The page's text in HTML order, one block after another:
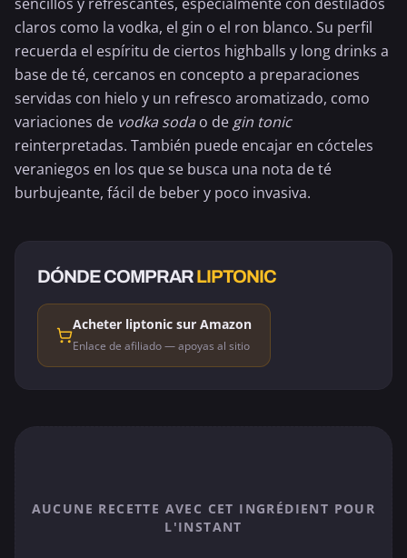
claros como la vodka, el gin o el ron blanco. Su perfil
recuerda el espíritu de ciertos highballs y long drinks a
base de té, cercanos en concepto a preparaciones
servidas con hielo y un refresco aromatizado, como
variaciones de vodka soda o de gin tonic
reinterpretadas. También puede encajar en cócteles
veraniegos en los que se busca una nota de té
burbujeante, fácil de beber y poco invasiva.
DÓNDE COMPRARLIPTONIC
Acheter liptonic sur Amazon
Enlace de afiliado — apoyas al sitio
AUCUNE RECETTE AVEC CET INGRÉDIENT POUR
L'INSTANT